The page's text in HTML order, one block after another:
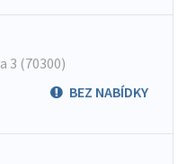
3 (70300)
BEZ NABÍDKY